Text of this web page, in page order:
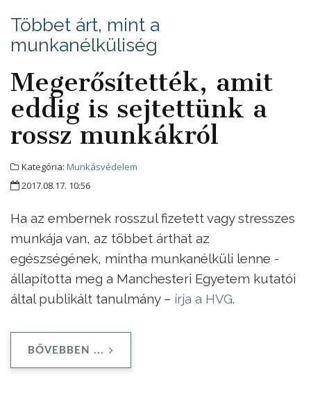
Többet árt, mint a
munkanélküliség
Megerősítették, amit
eddig is sejtettünk a
rossz munkákról
Kategória: Munkásvédelem
2017.08.17. 10:56
Ha az embernek rosszul fizetett vagy stresszes
munkája van, az többet árthat az
egészségének, mintha munkanélküli lenne -
állapította meg a Manchesteri Egyetem kutatói
által publikált tanulmány – írja a HVG.
BŐVEBBEN ...